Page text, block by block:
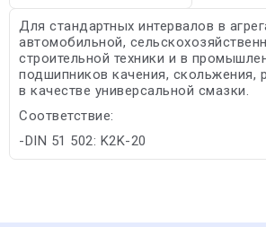
Для стандартных интервалов в
автомобильной,
строительной техники и в
подшипников качения, скольжения,
в качестве универсальной смазки.
Соответствие:
-DIN 51 502: K2K-20